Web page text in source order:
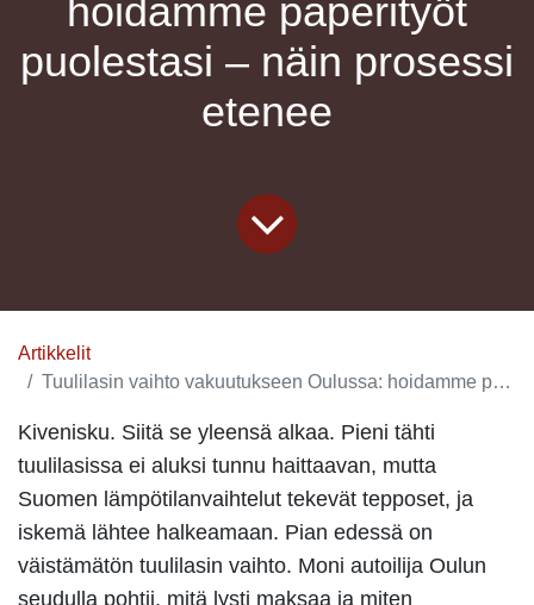
hoidamme paperityöt
puolestasi – näin prosessi
etenee
Artikkelit
Tuulilasin vaihto vakuutukseen Oulussa: hoidamme paperityöt puolestasi – näin prosessi etenee
Kivenisku. Siitä se yleensä alkaa. Pieni tähti
tuulilasissa ei aluksi tunnu haittaavan, mutta
Suomen lämpötilanvaihtelut tekevät tepposet, ja
iskemä lähtee halkeamaan. Pian edessä on
väistämätön tuulilasin vaihto. Moni autoilija Oulun
seudulla pohtii, mitä lysti maksaa ja miten